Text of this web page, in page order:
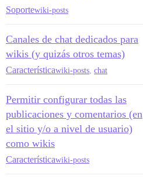
Soportewiki-posts
Canales de chat dedicados para
wikis (y quizás otros temas)
Característicawiki-posts chat
Permitir configurar todas las
publicaciones y comentarios (en
el sitio y/o a nivel de usuario)
como wikis
Característicawiki-posts